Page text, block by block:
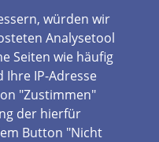
würden wir
Analysetool
Seiten wie häufig
Ihre IP-Adresse
"Zustimmen"
der hierfür
Button "Nicht